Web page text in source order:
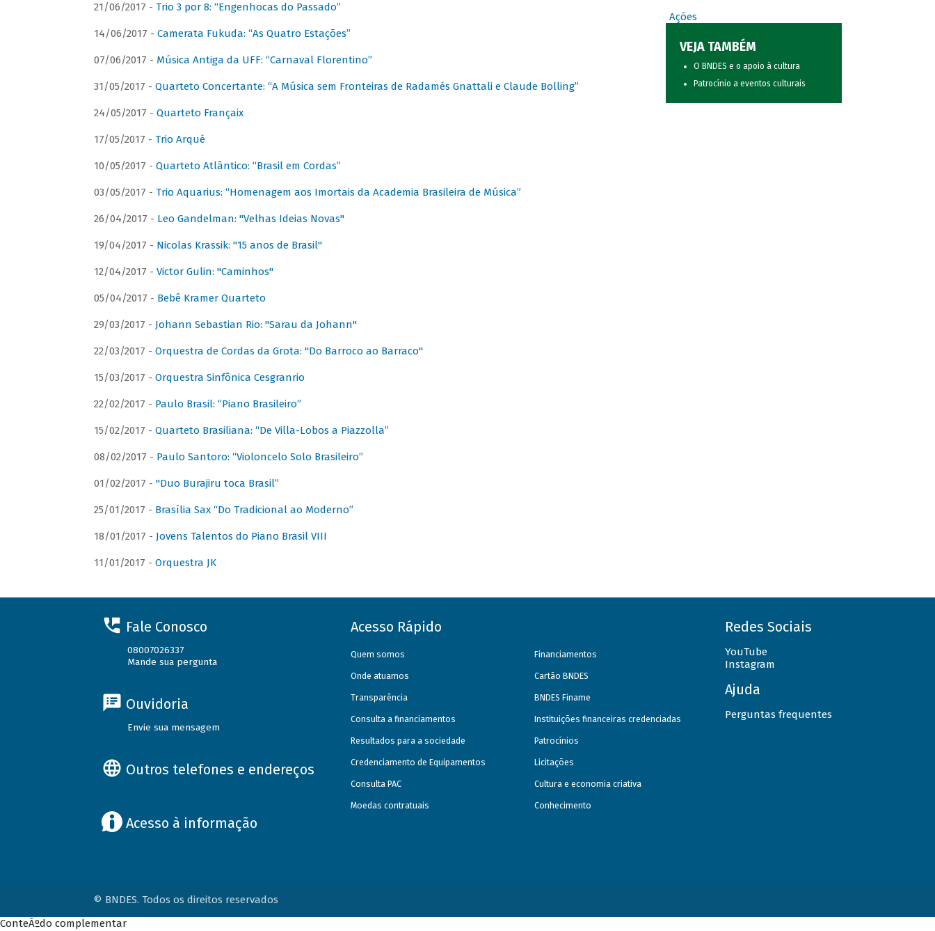
21/06/2017 - Trio 3 por 8: “Engenhocas do Passado”
14/06/2017 - Camerata Fukuda: “As Quatro Estações”
07/06/2017 - Música Antiga da UFF: “Carnaval Florentino”
31/05/2017 - Quarteto Concertante: “A Música sem Fronteiras de Radamés Gnattali e Claude Bolling”
24/05/2017 - Quarteto Françaix
17/05/2017 - Trio Arqué
10/05/2017 - Quarteto Atlântico: “Brasil em Cordas”
03/05/2017 - Trio Aquarius: “Homenagem aos Imortais da Academia Brasileira de Música”
26/04/2017 - Leo Gandelman: "Velhas Ideias Novas"
19/04/2017 - Nicolas Krassik: "15 anos de Brasil"
12/04/2017 - Victor Gulin: "Caminhos"
05/04/2017 - Bebê Kramer Quarteto
29/03/2017 - Johann Sebastian Rio: "Sarau da Johann"
22/03/2017 - Orquestra de Cordas da Grota: "Do Barroco ao Barraco"
15/03/2017 - Orquestra Sinfônica Cesgranrio
22/02/2017 - Paulo Brasil: “Piano Brasileiro”
15/02/2017 - Quarteto Brasiliana: “De Villa-Lobos a Piazzolla”
08/02/2017 - Paulo Santoro: “Violoncelo Solo Brasileiro”
01/02/2017 - "Duo Burajiru toca Brasil”
25/01/2017 - Brasília Sax “Do Tradicional ao Moderno”
18/01/2017 - Jovens Talentos do Piano Brasil VIII
11/01/2017 - Orquestra JK
Ações
VEJA TAMBÉM
O BNDES e o apoio à cultura
Patrocínio a eventos culturais
Fale Conosco
08007026337
Mande sua pergunta
Ouvidoria
Envie sua mensagem
Outros telefones e endereços
Acesso à informação
Acesso Rápido
Quem somos
Onde atuamos
Transparência
Consulta a financiamentos
Resultados para a sociedade
Credenciamento de Equipamentos
Consulta PAC
Moedas contratuais
Financiamentos
Cartão BNDES
BNDES Finame
Instituições financeiras credenciadas
Patrocínios
Licitações
Cultura e economia criativa
Conhecimento
Redes Sociais
YouTube
Instagram
Ajuda
Perguntas frequentes
© BNDES. Todos os direitos reservados
ConteÃºdo complementar